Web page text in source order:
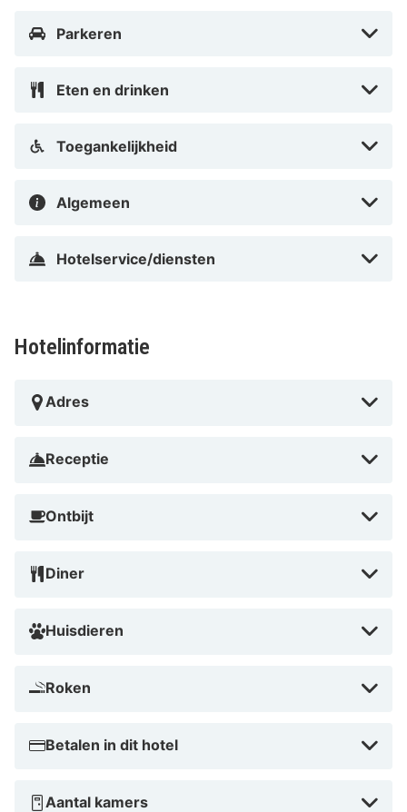
Parkeren
Eten en drinken
Toegankelijkheid
Algemeen
Hotelservice/diensten
Hotelinformatie
Adres
Receptie
Ontbijt
Diner
Huisdieren
Roken
Betalen in dit hotel
Aantal kamers